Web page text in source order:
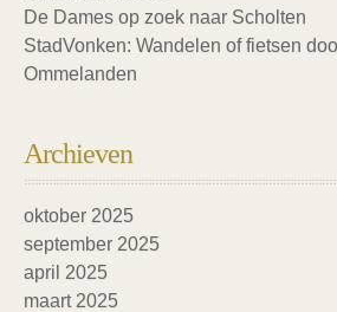
De Dames op zoek naar Scholten
StadVonken: Wandelen of fietsen
Ommelanden
Archieven
oktober 2025
september 2025
april 2025
maart 2025